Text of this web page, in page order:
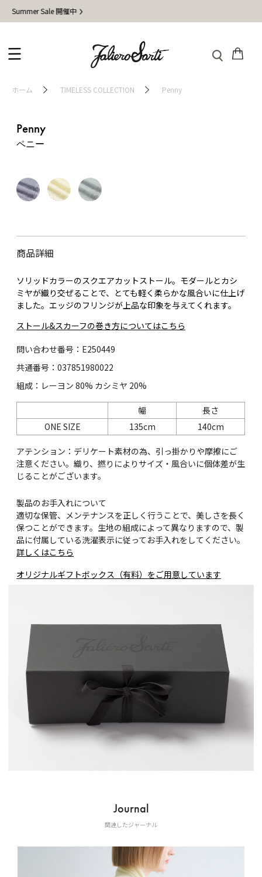
Sale 開催中
ホーム TIMELESS COLLECTION Penny
Penny
ペニー
商品詳細
ソリッドカラーのスクエアカットストール。モダールとカシ
ミヤが織り交ぜることで、とても軽く柔らかな風合いに仕上げ
ました。エッジのフリンジが上品な印象を与えてくれます。
ストール&スカーフの巻き方についてはこちら
問い合わせ番号：E250449
共通番号：037851980022
組成：レーヨン 80% カシミヤ 20%
幅
長さ
ONE SIZE
135cm 140cm
アテンション：デリケート素材の為、引っ掛かりや摩擦にご
注意ください。織り、撚りによりサイズ・風合いに個体差が生
じることがございます。
製品のお手入れについて
適切な保管、メンテナンスを正しく行うことで、美しさを長く
保つことができます。生地の組成によって異なりますので、製
品に付属している洗濯表示に従ってお手入れをしてください。
詳しくはこちら
オリジナルギフトボックス（有料）をご用意しています
Journal
関連したジャーナル